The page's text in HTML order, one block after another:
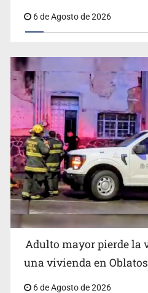
Detienen al exgobernador de
Capturan en Zapopan a
6 de Agosto de 2026
Adulto mayor pierde la
una vivienda en Oblatos
6 de Agosto de 2026